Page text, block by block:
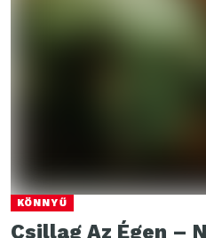
KÖNNYŰ
Csillag Az Égen –